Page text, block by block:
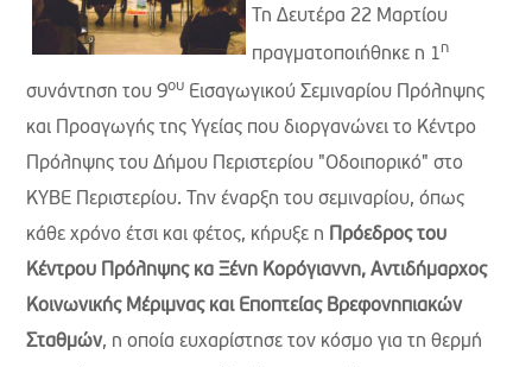
Τη Δευτέρα 22 Μαρτίου
πραγματοποιήθηκε η 1η
συνάντηση του 9ου Εισαγωγικού Σεμιναρίου Πρόληψης
και Προαγωγής της Υγείας που διοργανώνει το Κέντρο
Πρόληψης του Δήμου Περιστερίου "Οδοιπορικό" στο
ΚΥΒΕ Περιστερίου. Την έναρξη του σεμιναρίου, όπως
κάθε χρόνο έτσι και φέτος, κήρυξε η Πρόεδρος του
Κέντρου Πρόληψης κα Ξένη Κορόγιαννη, Αντιδήμαρχος
Κοινωνικής Μέριμνας και Εποπτείας Βρεφονηπιακών
Σταθμών, η οποία ευχαρίστησε τον κόσμο για τη θερμή